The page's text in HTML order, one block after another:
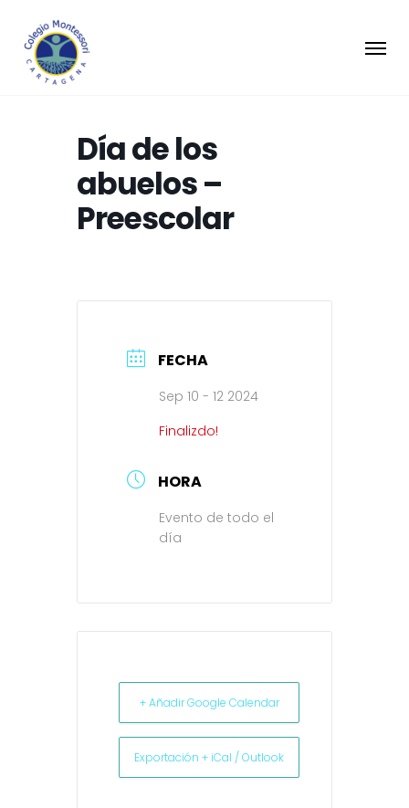
Día de los
abuelos –
Preescolar
FECHA
Sep 10 - 12 2024
Finalizdo!
HORA
Evento de todo el
día
+ Añadir Google Calendar
Exportación + iCal / Outlook